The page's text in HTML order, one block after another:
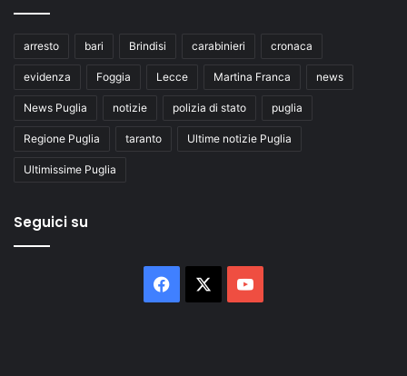
arresto bari Brindisi carabinieri cronaca
evidenza Foggia Lecce Martina Franca news
News Puglia notizie polizia di stato puglia
Regione Puglia taranto Ultime notizie Puglia
Ultimissime Puglia
Seguici su
Facebook